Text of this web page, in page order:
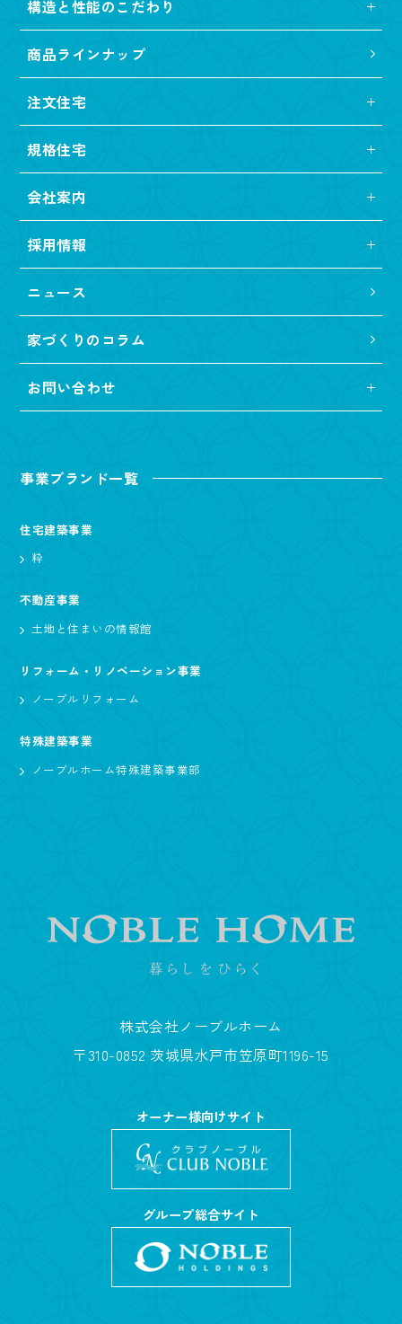
構造と性能のこだわり
商品ラインナップ
注文住宅
規格住宅
会社案内
採用情報
ニュース
家づくりのコラム
お問い合わせ
事業ブランド一覧
住宅建築事業
粋
不動産事業
土地と住まいの情報館
リフォーム・リノベーション事業
ノーブルリフォーム
特殊建築事業
ノーブルホーム特殊建築事業部
株式会社ノーブルホーム
〒310-0852 茨城県水戸市笠原町1196-15
オーナー様向けサイト
グループ総合サイト